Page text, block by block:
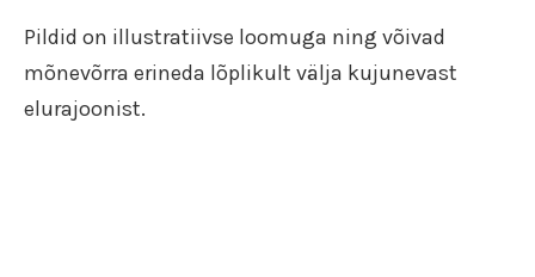
Pildid on illustratiivse loomuga ning võivad
mõnevõrra erineda lõplikult välja kujunevast
elurajoonist.